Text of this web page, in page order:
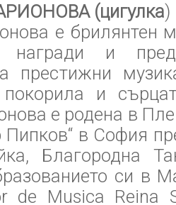
(цигулка)
е брилянтен
награди и
престижни
и
е родена в
в София
Благородна
си в
de Musica Reina